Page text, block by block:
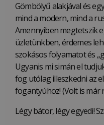
Gömbölyű alakjával és
mind a modern, mind a
Amennyiben megtetszik
üzletünkben, érdemes
szokásos folyamatot és
Ugyanis mi simán el
fog utólag illeszkedni az
fogantyúhoz! (Volt is már
Légy bátor, légy egyedi!